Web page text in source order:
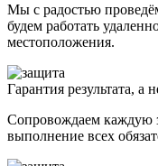
Мы с радостью
будем работать
местоположения.
Гарантия результата, а
Сопровождаем каждую
выполнение всех